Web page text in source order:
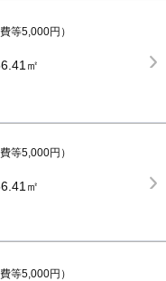
費等5,000円）
㎡
費等5,000円）
㎡
費等5,000円）